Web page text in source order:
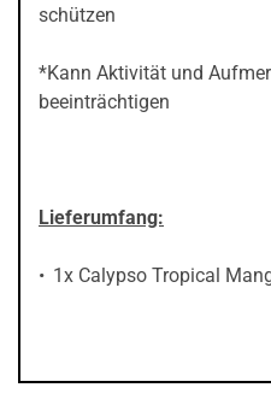
schützen
*Kann Aktivität und
beeinträchtigen
Lieferumfang:
1x Calypso Tropical